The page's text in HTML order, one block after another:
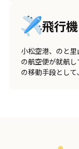
飛行機
小松空港、のと
の航空便が就航
の移動手段として